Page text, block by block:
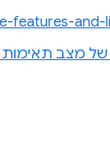
של מצב